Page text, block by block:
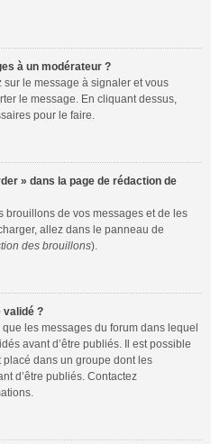
à un modérateur ?
sur le message à signaler et vous
le message. En cliquant dessus,
pour le faire.
» dans la page de rédaction de
brouillons de vos messages et de les
allez dans le panneau de
des brouillons).
validé ?
les messages du forum dans lequel
avant d’être publiés. Il est possible
placé dans un groupe dont les
d’être publiés. Contactez